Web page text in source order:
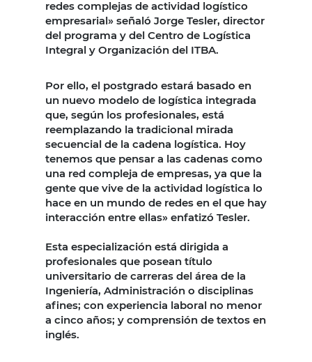
redes complejas de actividad logístico
empresarial» señaló Jorge Tesler, director
del programa y del Centro de Logística
Integral y Organización del ITBA.
Por ello, el postgrado estará basado en
un nuevo modelo de logística integrada
que, según los profesionales, está
reemplazando la tradicional mirada
secuencial de la cadena logística. Hoy
tenemos que pensar a las cadenas como
una red compleja de empresas, ya que la
gente que vive de la actividad logística lo
hace en un mundo de redes en el que hay
interacción entre ellas» enfatizó Tesler.
Esta especialización está dirigida a
profesionales que posean título
universitario de carreras del área de la
Ingeniería, Administración o disciplinas
afines; con experiencia laboral no menor
a cinco años; y comprensión de textos en
inglés.